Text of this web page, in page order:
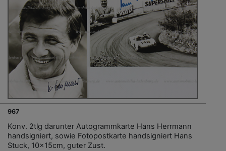
967
Konv. 2tlg darunter Autogrammkarte Hans Herrmann
handsigniert, sowie Fotopostkarte handsigniert Hans
Stuck, 10x15cm, guter Zust.